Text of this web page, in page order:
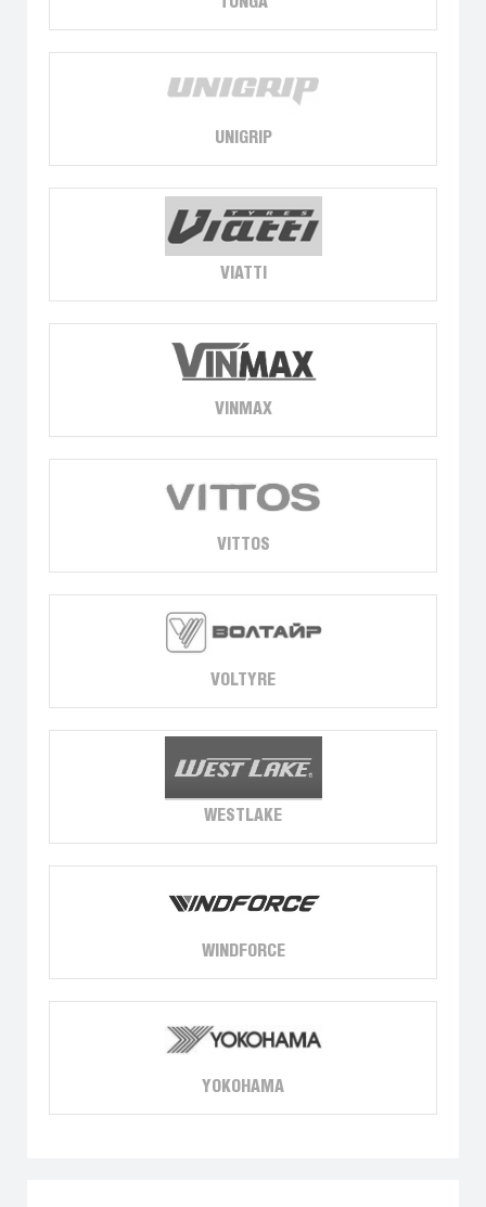
UNIGRIP
VIATTI
VINMAX
VITTOS
VOLTYRE
WESTLAKE
WINDFORCE
YOKOHAMA